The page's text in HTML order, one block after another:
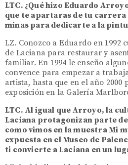
LTC. ¿Qué hizo Eduardo
que te apartaras de tu carrera
minas para dedicarte a la
LZ. Conozco a Eduardo en 1992
de Laciana para restaurar y
familiar. En 1994 le enseño
convence para empezar a
artista, hasta que en el año
exposición en la Galería
LTC. Al igual que Arroyo, la
Laciana protagonizan parte
como vimos en la muestra Mi
expuesta en el Museo de
ti convierte a Laciana en un